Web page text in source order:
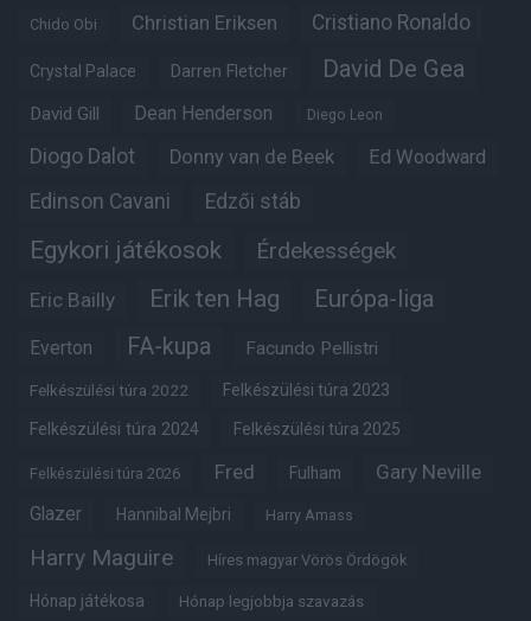
Chido Obi Christian Eriksen Cristiano Ronaldo
Crystal Palace Darren Fletcher David De Gea
David Gill Dean Henderson Diego Leon
Diogo Dalot Donny van de Beek Ed Woodward
Edinson Cavani Edzői stáb
Egykori játékosok Érdekességek
Eric Bailly Erik ten Hag Európa-liga
Everton FA-kupa Facundo Pellistri
Felkészülési túra 2022 Felkészülési túra 2023
Felkészülési túra 2024 Felkészülési túra 2025
Felkészülési túra 2026 Fred Fulham Gary Neville
Glazer Hannibal Mejbri Harry Amass
Harry Maguire Híres magyar Vörös Ördögök
Hónap játékosa Hónap legjobbja szavazás